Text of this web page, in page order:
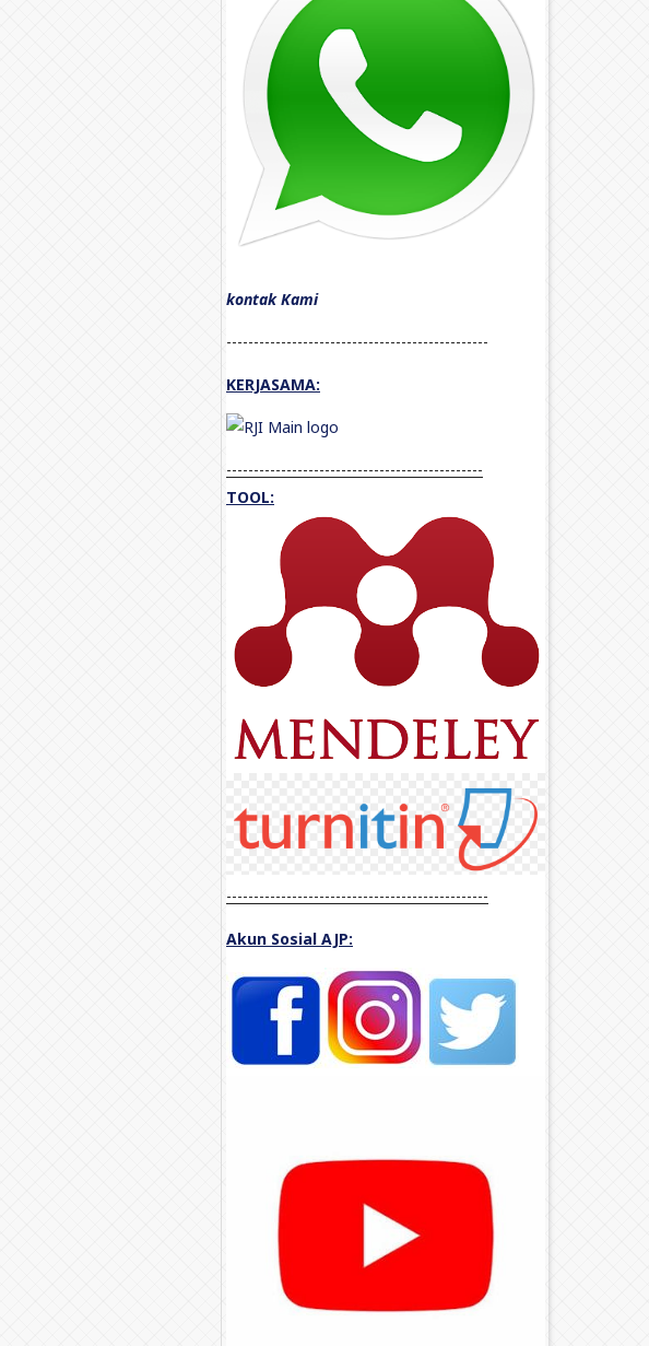
kontak Kami
------------------------------------------------
KERJASAMA:
-----------------------------------------------
TOOL:
------------------------------------------------
Akun Sosial AJP: